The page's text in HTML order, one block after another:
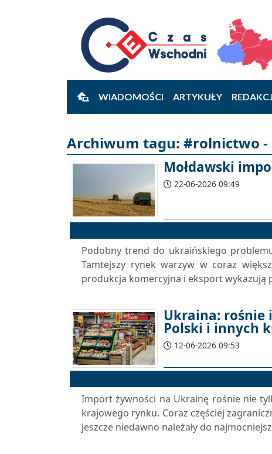
WIADOMOŚCI ARTYKUŁY
Archiwum tagu: #rolnictwo -
Mołdawski
22-06-2026 09:49
Podobny trend do ukraińskiego
Tamtejszy rynek warzyw w coraz
produkcja komercyjna i eksport wykazują
Ukraina: rośnie
Polski i innych
12-06-2026 09:53
Import żywności na Ukrainę rośnie nie
krajowego rynku. Coraz częściej
jeszcze niedawno należały do